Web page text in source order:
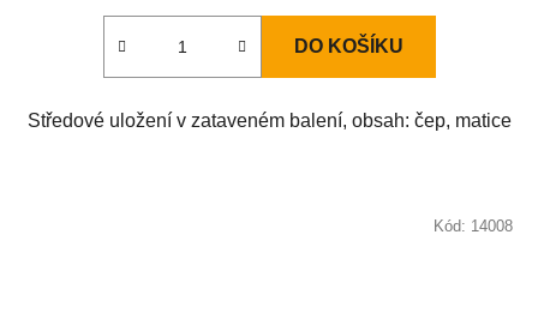
DO KOŠÍKU
Středové uložení v zataveném balení, obsah: čep, matice
Kód: 14008